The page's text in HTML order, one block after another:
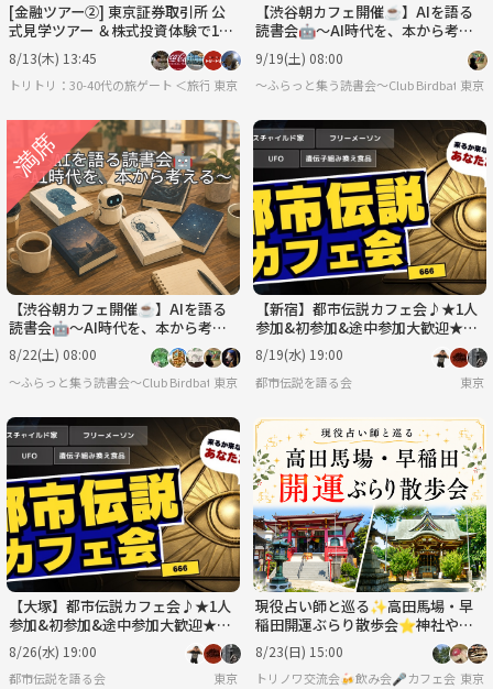
[金融ツアー②] 東京証券取引所 公
式見学ツアー ＆株式投資体験で100
0万円を運用してみよう
8/13(木) 13:45
トリトリ：30-40代の旅ゲート ＜旅行・世界のグルメ・謎解き・新たな体験＞
東京
【渋谷朝カフェ開催☕】AIを語る
読書会🤖〜AI時代を、本から考え
る〜
9/19(土) 08:00
〜ふらっと集う読書会〜Club Birdbath東京
【渋谷朝カフェ開催☕】AIを語る
読書会🤖〜AI時代を、本から考え
る〜
8/22(土) 08:00
〜ふらっと集う読書会〜Club Birdbath東京
【新宿】都市伝説カフェ会♪★1人
参加&初参加&途中参加大歓迎★仕
事帰りに楽しいご縁を♪毎回満員御
礼★出会い★交流会
8/19(水) 19:00
都市伝説を語る会 東京
【大塚】都市伝説カフェ会♪★1人
参加&初参加&途中参加大歓迎★仕
事帰りに楽しいご縁を♪毎回満員御
礼★出会い★交流会
8/26(水) 19:00
都市伝説を語る会 東京
現役占い師と巡る✨高田馬場・早
稲田開運ぶらり散歩会⭐神社や街
中を散策でゆったり休日✨初参加
歓迎⭐女性参加大歓迎
8/23(日) 15:00
トリノワ交流会🍻飲み会🎤カフェ会☕️カラ
東京